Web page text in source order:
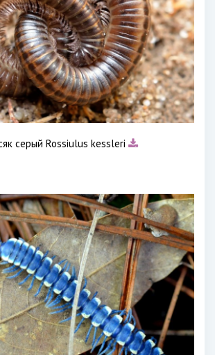
серый Rossiulus kessleri